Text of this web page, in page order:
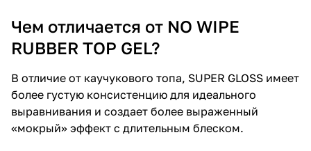
Чем отличается от NO WIPE
RUBBER TOP GEL?
В отличие от каучукового топа, SUPER GLOSS имеет
более густую консистенцию для идеального
выравнивания и создает более выраженный
«мокрый» эффект с длительным блеском.